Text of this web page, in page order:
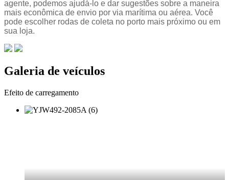
agente, podemos ajudá-lo e dar sugestões sobre a maneira
mais econômica de envio por via marítima ou aérea. Você
pode escolher rodas de coleta no porto mais próximo ou em
sua loja.
Galeria de veículos
Efeito de carregamento